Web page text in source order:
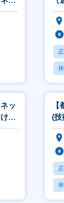
ッ
ア
(技
ト